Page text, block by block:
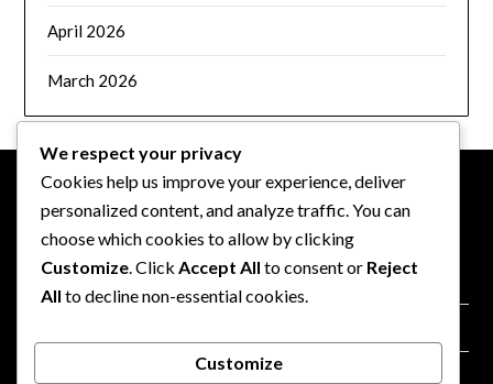
April 2026
March 2026
PRÁVNÍ INFORMACE
Zásady ochrany osobních údajů
We respect your privacy
Cookies help us improve your experience, deliver
personalized content, and analyze traffic. You can
choose which cookies to allow by clicking
Customize . Click Accept All to consent or Reject
All to decline non-essential cookies.
Customize